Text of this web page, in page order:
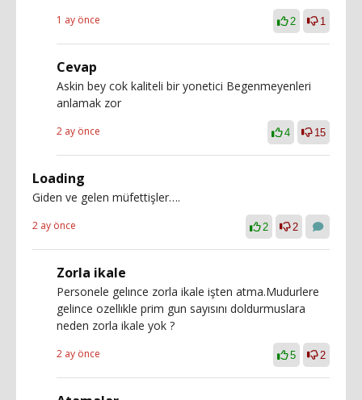
1 ay önce 2 1
Cevap
Askin bey cok kaliteli bir yonetici Begenmeyenleri
anlamak zor
2 ay önce 4 15
Loading
Giden ve gelen müfettişler….
2 ay önce 2 2
Zorla ikale
Personele gelınce zorla ikale işten atma.Mudurlere
gelince ozellıkle prim gun sayısını doldurmuslara
neden zorla ikale yok ?
2 ay önce 5 2